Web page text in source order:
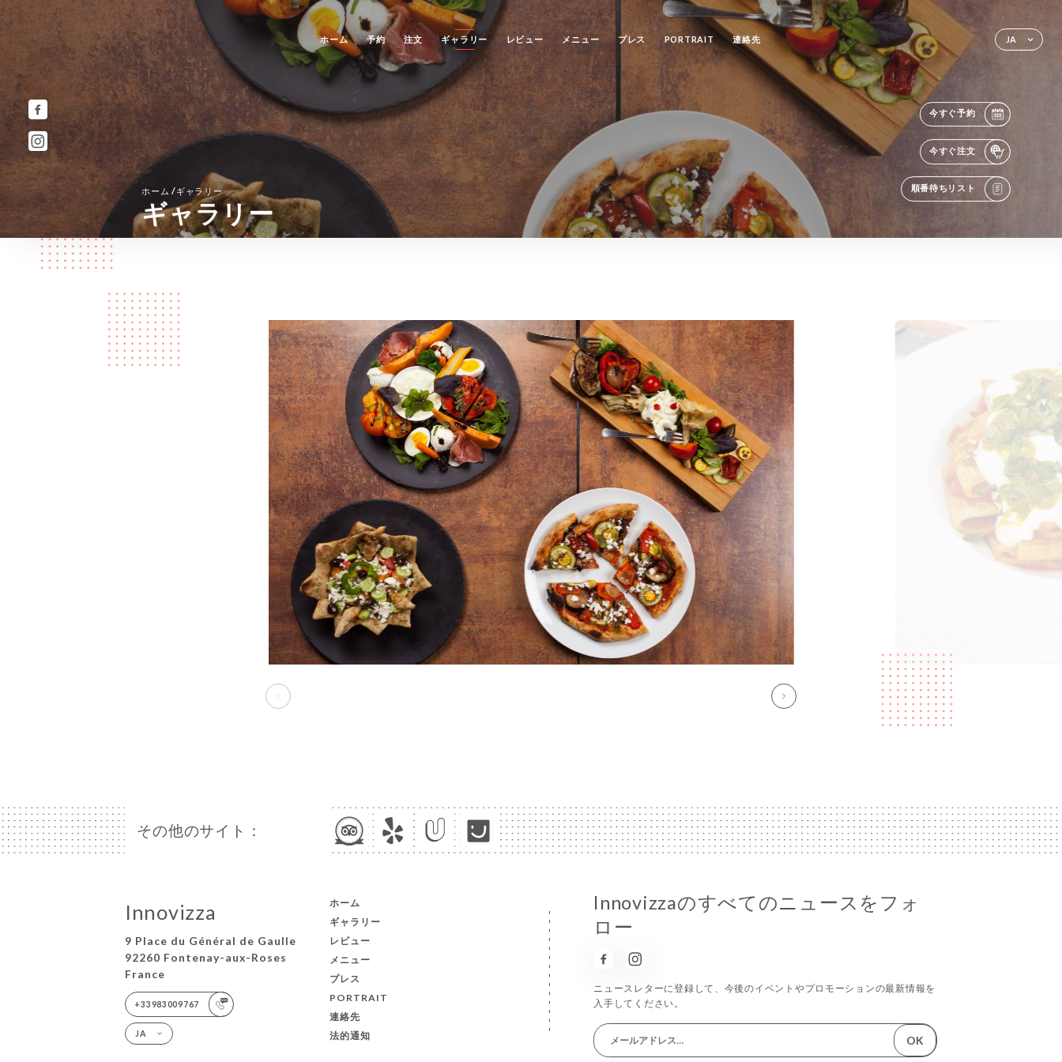
JA
ホーム 予約 注文 ギャラリー レビュー メニュー プレス PORTRAIT 連絡先
今すぐ予約
今すぐ注文
順番待ちリスト
ホーム/ギャラリー
ギャラリー
その他のサイト：
Innovizza
9 Place du Général de Gaulle
92260 Fontenay-aux-Roses
France
+33983009767
JA
ホーム
ギャラリー
レビュー
メニュー
プレス
PORTRAIT
連絡先
法的通知
Innovizzaのすべてのニュースをフォ
ロー
ニュースレターに登録して、今後のイベントやプロモーションの最新情報を
入手してください。
OK